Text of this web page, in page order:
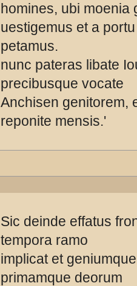
homines, ubi moenia
uestigemus et a
petamus.
nunc pateras libate
precibusque vocate
Anchisen genitorem,
reponite mensis.'
Sic deinde effatus
tempora ramo
implicat et
primamque deorum